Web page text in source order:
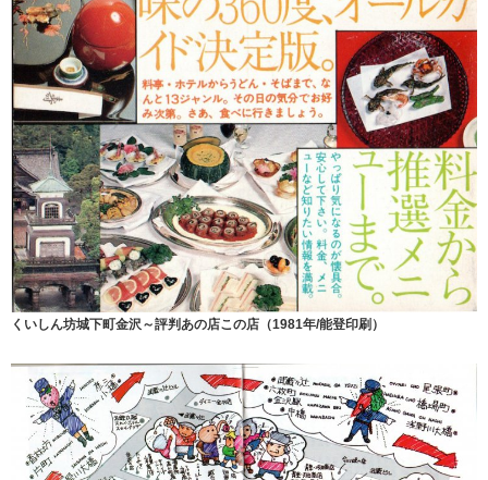
くいしん坊城下町金沢～評判あの店この店（1981年/能登印刷）